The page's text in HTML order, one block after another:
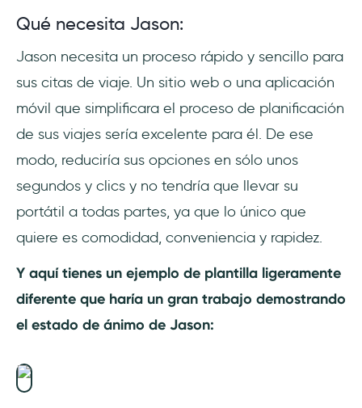
Qué necesita Jason:
Jason necesita un proceso rápido y sencillo para
sus citas de viaje. Un sitio web o una aplicación
móvil que simplificara el proceso de planificación
de sus viajes sería excelente para él. De ese
modo, reduciría sus opciones en sólo unos
segundos y clics y no tendría que llevar su
portátil a todas partes, ya que lo único que
quiere es comodidad, conveniencia y rapidez.
Y aquí tienes un ejemplo de plantilla ligeramente
diferente que haría un gran trabajo demostrando
el estado de ánimo de Jason: